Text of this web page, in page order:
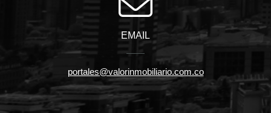
EMAIL
portales@valorinmobiliario.com.co